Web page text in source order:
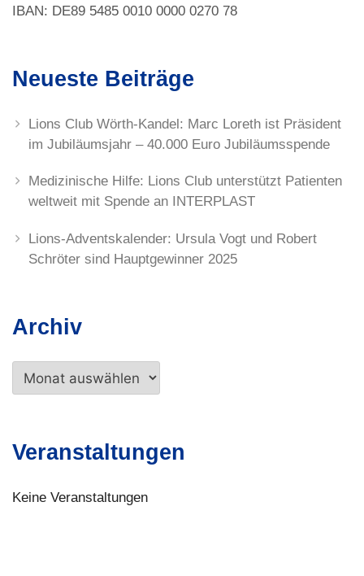
IBAN: DE89 5485 0010 0000 0270 78
Neueste Beiträge
Lions Club Wörth-Kandel: Marc Loreth ist Präsident
im Jubiläumsjahr – 40.000 Euro Jubiläumsspende
Medizinische Hilfe: Lions Club unterstützt Patienten
weltweit mit Spende an INTERPLAST
Lions-Adventskalender: Ursula Vogt und Robert
Schröter sind Hauptgewinner 2025
Archiv
Archiv
Veranstaltungen
Keine Veranstaltungen